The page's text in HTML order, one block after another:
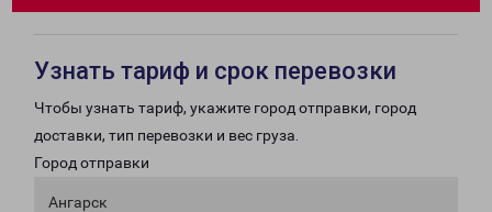
Узнать тариф и срок перевозки
Чтобы узнать тариф, укажите город отправки, город
доставки, тип перевозки и вес груза.
Город отправки
Ангарск